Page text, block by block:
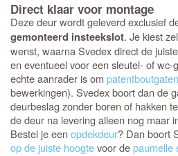
Direct klaar voor montage
Deze deur wordt geleverd exclusief
gemonteerd insteekslot. Je kiest
wenst, waarna Svedex direct de
en eventueel voor een sleutel- of
echte aanrader is ompatentboutgaten
bewerkingen). Svedex boort dan de
deurbeslag zonder boren of hakken
de deur na levering alleen nog maar
Bestel je eenopdekdeur? Dan boort
op de juiste hoogtevoor depaumelle